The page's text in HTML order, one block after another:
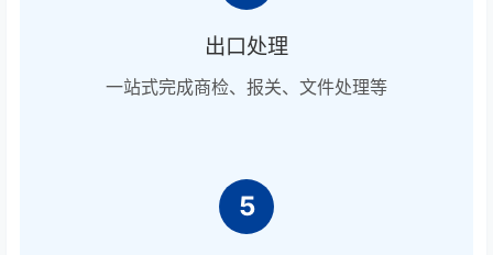
出口处理
一站式完成商检、报关、文件处理等
5